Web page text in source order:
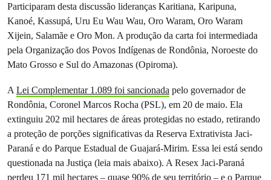
Participaram desta discussão lideranças Karitiana, Karipuna,
Kanoé, Kassupá, Uru Eu Wau Wau, Oro Waram, Oro Waram
Xijein, Salamãe e Oro Mon. A produção da carta foi intermediada
pela Organização dos Povos Indígenas de Rondônia, Noroeste do
Mato Grosso e Sul do Amazonas (Opiroma).
ALei Complementar 1.089 foi sancionada pelo governador de
Rondônia, Coronel Marcos Rocha (PSL), em 20 de maio. Ela
extinguiu 202 mil hectares de áreas protegidas no estado, retirando
a proteção de porções significativas da Reserva Extrativista Jaci-
Paraná e do Parque Estadual de Guajará-Mirim. Essa lei está sendo
questionada na Justiça (leia mais abaixo). A Resex Jaci-Paraná
perdeu 171 mil hectares – quase 90% de seu território – e o Parque